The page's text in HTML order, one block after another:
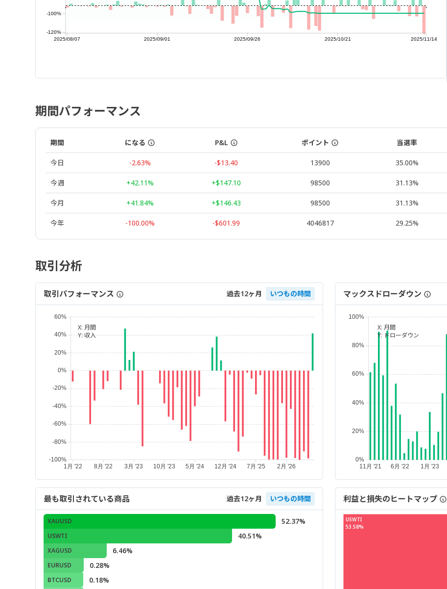
-120%
-100%
2025/08/07 2025/09/01 2025/09/26 2025/10/21 2025/11/14
期間パフォーマンス
期間 になる P&L ポイント 当選率
今日 -2.63% -$13.40 13900 35.00%
今週 +42.11% +$147.10 98500 31.13%
今月 +41.84% +$146.43 98500 31.13%
今年 -100.00% -$601.99 4046817 29.25%
取引分析
取引パフォーマンス 過去12ヶ月 いつもの時間
X: 月間
Y:収入
マックスドローダウン
X: 月間
Y: ドローダウン
最も取引されている商品 過去12ヶ月 いつもの時間
XAUUSD 52.37%
USWTI 40.51%
XAGUSD 6.46%
EURUSD 0.28%
BTCUSD 0.18%
利益と損失のヒートマップ
USWTI
53.58%